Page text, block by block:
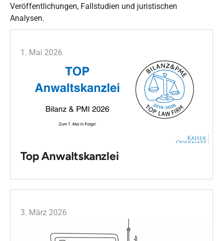
Veröffentlichungen, Fallstudien und juristischen
Analysen.
1. Mai 2026
Top Anwaltskanzlei
3. März 2026